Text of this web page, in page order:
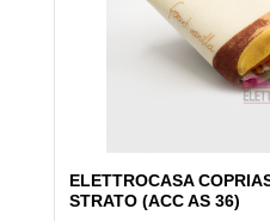
ELETTROCASA
STRATO (ACC AS 36)